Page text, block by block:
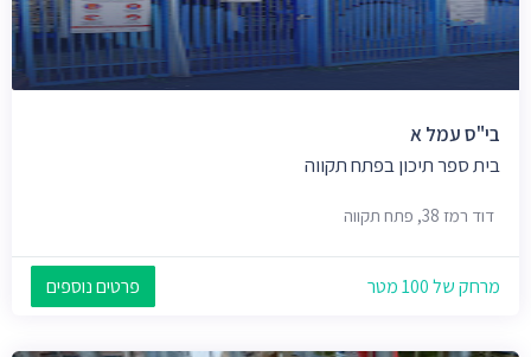
בי"ס עמל א
בית ספר תיכון בפתח תקווה
דוד רמז 38, פתח תקווה
מרחק של 100 מטר פרטים נוספים